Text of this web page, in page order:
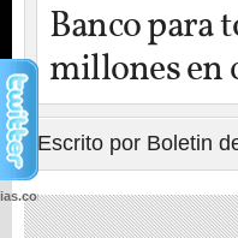
Banco para
millones en
Escrito por Boletin
wp-